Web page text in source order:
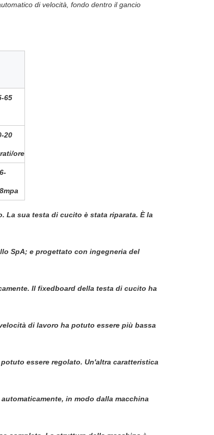
di velocità, fondo dentro il gancio
65
20
ore
La sua testa di cucito è stata riparata. È la
SpA; e progettato con ingegneria del
Il fixedboard della testa di cucito ha
di lavoro ha potuto essere più bassa
essere regolato. Un'altra caratteristica
in modo dalla macchina